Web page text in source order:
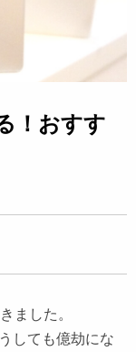
！おすす
ました。
しても億劫にな